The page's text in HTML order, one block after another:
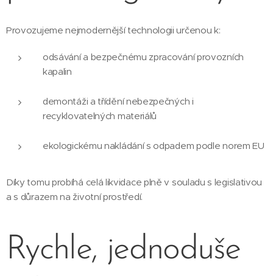
Provozujeme nejmodernější technologii určenou k:
odsávání a bezpečnému zpracování provozních
kapalin
demontáži a třídění nebezpečných i
recyklovatelných materiálů
ekologickému nakládání s odpadem podle norem EU
Díky tomu probíhá celá likvidace plně v souladu s legislativou
a s důrazem na životní prostředí.
Rychle, jednoduše